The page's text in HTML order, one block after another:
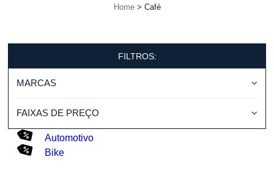
Home Café
FILTROS:
MARCAS
FAIXAS DE PREÇO
Automotivo
Bike